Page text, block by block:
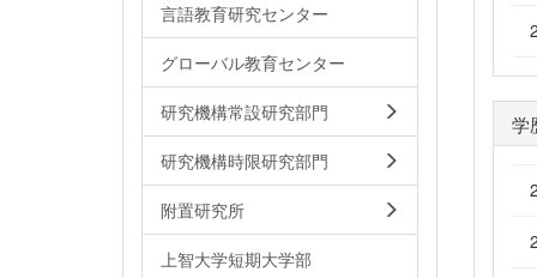
学
言語教育研究センター
グローバル教育センター
研究機構常設研究部門
研究機構時限研究部門
附置研究所
上智大学短期大学部